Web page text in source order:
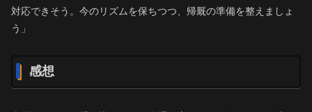
対応できそう。今のリズムを保ちつつ、帰厩の準備を整えましょ
う」
感想